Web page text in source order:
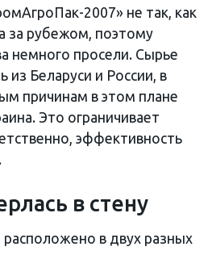
2007» не так, как
за рубежом, поэтому
немного просели. Сырье
из Беларуси и России, в
причинам в этом плане
Это ограничивает
эффективность
в стену
расположено в двух разных